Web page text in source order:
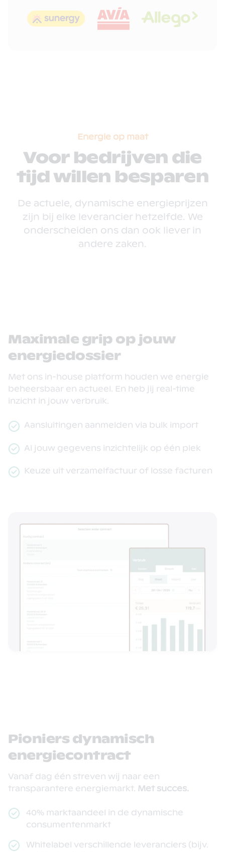
Energie op maat
Voor bedrijven die
tijd willen besparen
De actuele, dynamische energieprijzen
zijn bij elke leverancier hetzelfde. We
onderscheiden ons dan ook liever in
andere zaken.
Maximale grip op jouw
energiedossier
Met ons in-house platform houden we energie
beheersbaar en actueel. En heb jij real-time
inzicht in jouw verbruik.
Aansluitingen aanmelden via bulk import
Al jouw gegevens inzichtelijk op één plek
Keuze uit verzamelfactuur of losse facturen
Pioniers dynamisch
energiecontract
Vanaf dag één streven wij naar een
transparantere energiemarkt. Met succes.
40% marktaandeel in de dynamische
consumentenmarkt
Whitelabel verschillende leveranciers (bijv.